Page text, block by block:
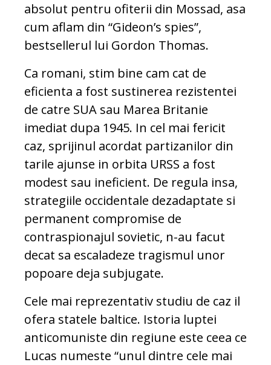
absolut pentru ofiterii din Mossad, asa
cum aflam din “Gideon’s spies”,
bestsellerul lui Gordon Thomas.
Ca romani, stim bine cam cat de
eficienta a fost sustinerea rezistentei
de catre SUA sau Marea Britanie
imediat dupa 1945. In cel mai fericit
caz, sprijinul acordat partizanilor din
tarile ajunse in orbita URSS a fost
modest sau ineficient. De regula insa,
strategiile occidentale dezadaptate si
permanent compromise de
contraspionajul sovietic, n-au facut
decat sa escaladeze tragismul unor
popoare deja subjugate.
Cele mai reprezentativ studiu de caz il
ofera statele baltice. Istoria luptei
anticomuniste din regiune este ceea ce
Lucas numeste “unul dintre cele mai